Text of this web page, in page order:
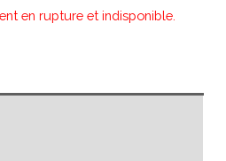
en rupture et indisponible.